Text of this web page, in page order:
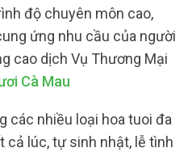
độ chuyên môn cao,
ứng nhu cầu của người
cao dịch Vụ Thương Mại
Cà Mau
các nhiều loại hoa tuoi đa
cả lúc, tự sinh nhật, lễ tình